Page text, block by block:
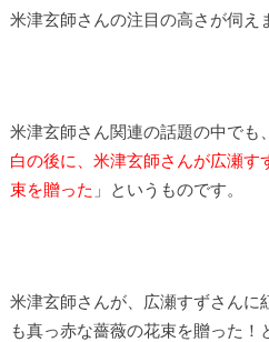
米津玄師さんの注目の高さが伺え
米津玄師さん関連の話題の中でも
白の後に、米津玄師さんが広瀬す
束を贈った 」というものです。
米津玄師さんが、広瀬すずさんに
も真っ赤な薔薇の花束を贈った！